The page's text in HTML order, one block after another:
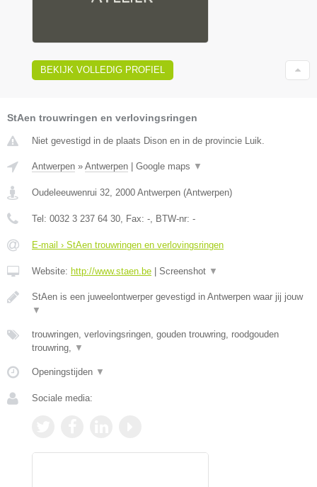
BEKIJK VOLLEDIG PROFIEL
StAen trouwringen en verlovingsringen
Niet gevestigd in de plaats Dison en in de provincie Luik.
Antwerpen » Antwerpen Google maps ▼
Oudeleeuwenrui 32 2000 Antwerpen (Antwerpen)
Tel: 0032 3 237 64 30 , Fax: - , BTW-nr: -
E-mail › StAen trouwringen en verlovingsringen
Website: http://www.staen.be Screenshot ▼
StAen is een juweelontwerper gevestigd in Antwerpen waar jij jouw
▼
trouwringen, verlovingsringen, gouden trouwring, roodgouden
trouwring,
▼
Openingstijden ▼
Sociale media: